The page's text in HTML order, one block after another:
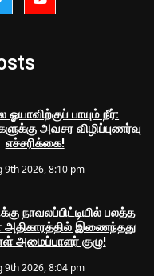
பாயும் நீர்:
அவசர விழிப்புணர்வு
எச்சரிக்கை!
9th 2026, 8:10 pm
நாவலப்பிட்டியில் பலத்த
அதிகாரத்தில் இணைந்தது
அமைப்பாளர் குழு!
9th 2026, 8:04 pm